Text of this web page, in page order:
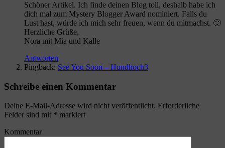
Schöner Artikel. Ich finde deinen Blog toll, deshalb habe ich
dich mal zum Mystery Blogger Award nominiert. Falls du
Lust hast, würde ich mich sehr freuen, wenn du mitmachst. 🙂
Herzliche Grüße,
Nora mit Mia und Kalle
Antworten
Pingback: See You Soon – Hundhoch3
Schreibe einen Kommentar
Deine E-Mail-Adresse wird nicht veröffentlicht. Erforderliche
Felder sind mit * markiert
Kommentar